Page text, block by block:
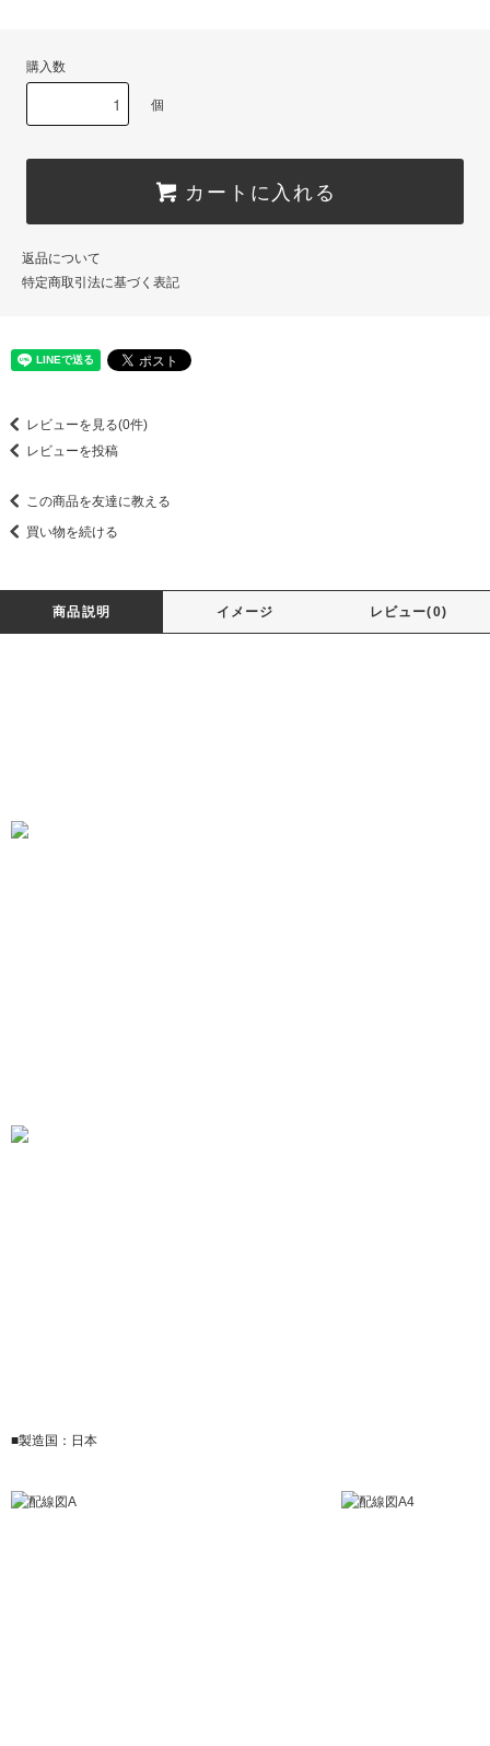
購入数
個
カートに入れる
返品について
特定商取引法に基づく表記
レビューを見る(0件)
レビューを投稿
この商品を友達に教える
買い物を続ける
商品説明 イメージ レビュー(0)
■製造国：日本